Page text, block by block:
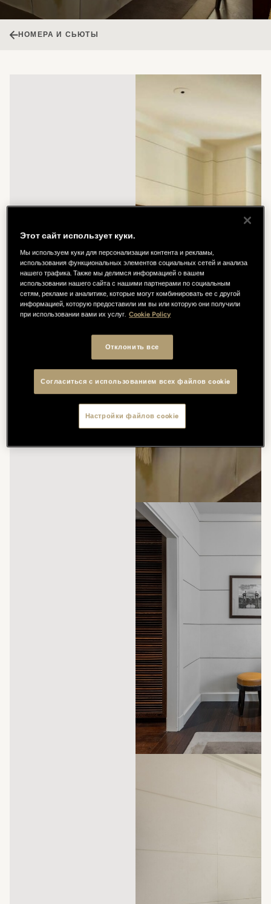
НОМЕРА И СЬЮТЫ
Этот сайт использует куки.
Мы используем куки для персонализации контента и рекламы,
использования функциональных элементов социальных сетей и анализа
нашего трафика. Также мы делимся информацией о вашем
использовании нашего сайта с нашими партнерами по социальным
сетям, рекламе и аналитике, которые могут комбинировать ее с другой
информацией, которую предоставили им вы или которую они получили
при использовании вами их услуг. Cookie Policy
Отклонить все
Согласиться с использованием всех файлов cookie
Настройки файлов cookie